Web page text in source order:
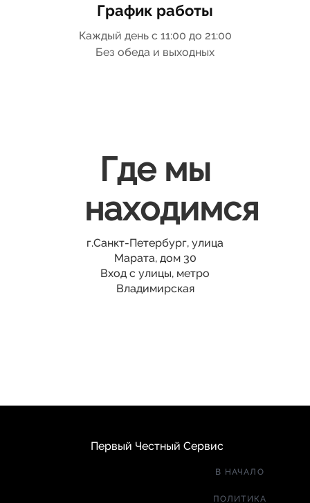
График работы
Каждый день с 11:00 до 21:00
Без обеда и выходных
Где мы
находимся
г.Санкт-Петербург, улица
Марата, дом 30
Вход с улицы, метро
Владимирская
Первый Честный Сервис
В НАЧАЛО
ПОЛИТИКА